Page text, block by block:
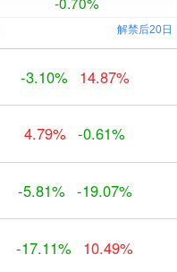
-3.10% 14.87%
4.79% -0.61%
-5.81% -19.07%
-17.11% 10.49%